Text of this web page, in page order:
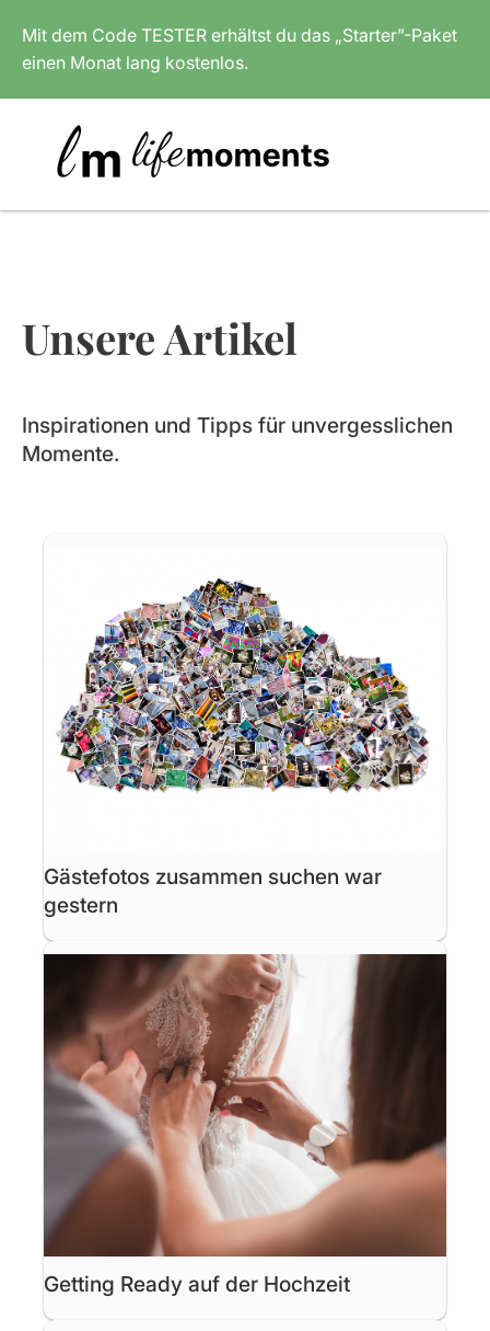
Mit dem Code TESTER erhältst du das „Starter”-Paket
einen Monat lang kostenlos.
Unsere Artikel
Inspirationen und Tipps für unvergesslichen
Momente.
Gästefotos zusammen suchen war
gestern
Getting Ready auf der Hochzeit